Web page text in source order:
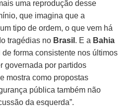
uma reprodução desse
que imagina que a
tipo de ordem, o que vem há
tragédias no Brasil . E a Bahia
forma consistente nos últimos
governada por partidos
mostra como propostas
pública também não
da esquerda”.